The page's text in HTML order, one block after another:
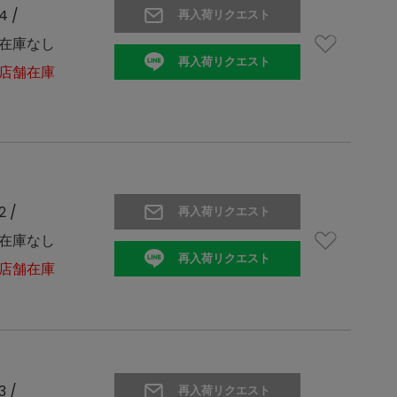
/
庫なし
舗在庫
再入荷リクエスト
再入荷リクエスト
/
庫なし
舗在庫
再入荷リクエスト
再入荷リクエスト
/ 再入荷リクエスト